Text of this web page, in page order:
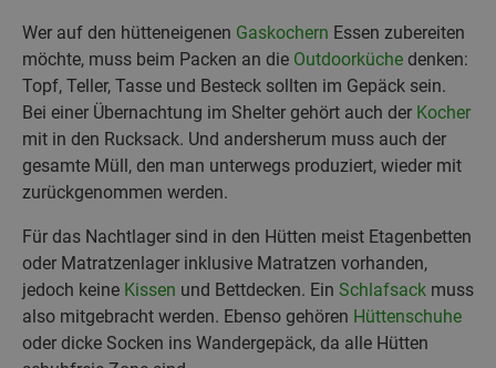
Wer auf den hütteneigenen Gaskochern Essen zubereiten
möchte, muss beim Packen an die Outdoorküche denken:
Topf, Teller, Tasse und Besteck sollten im Gepäck sein.
Bei einer Übernachtung im Shelter gehört auch der Kocher
mit in den Rucksack. Und andersherum muss auch der
gesamte Müll, den man unterwegs produziert, wieder mit
zurückgenommen werden.
Für das Nachtlager sind in den Hütten meist Etagenbetten
oder Matratzenlager inklusive Matratzen vorhanden,
jedoch keine Kissen und Bettdecken. Ein Schlafsack muss
also mitgebracht werden. Ebenso gehören Hüttenschuhe
oder dicke Socken ins Wandergepäck, da alle Hütten